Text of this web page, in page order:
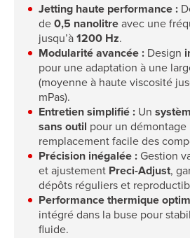
Jetting haute performance :
de0,5 nanolitreavec une
jusqu’à1200 Hz.
Modularité avancée : Design
pour une adaptation à une
(moyenne à haute viscosité
mPas).
Entretien simplifié : Un
sans outil pour un
remplacement facile des
Précision inégalée : Gestion
et ajustement Preci-Adjust,
dépôts réguliers et
Performance thermique
intégré dans la buse pour
fluide.